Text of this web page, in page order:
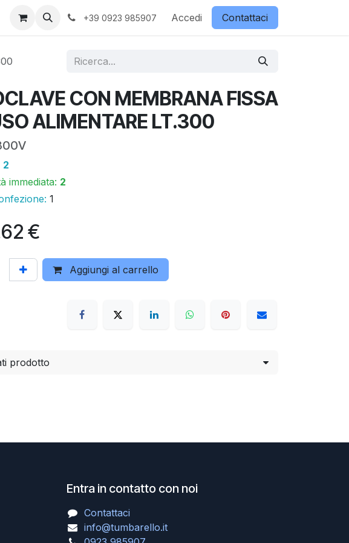
tecnica I nostri partner Contattaci Negozio
+39 0923 985907 Accedi Contattaci
CON MEMBRANA FISSA
ALIMENTARE LT.300
2
immediata: 2
1
€
Aggiungi al carrello
prodotto
Entra in contatto con noi
Contattaci
info@tumbarello.it